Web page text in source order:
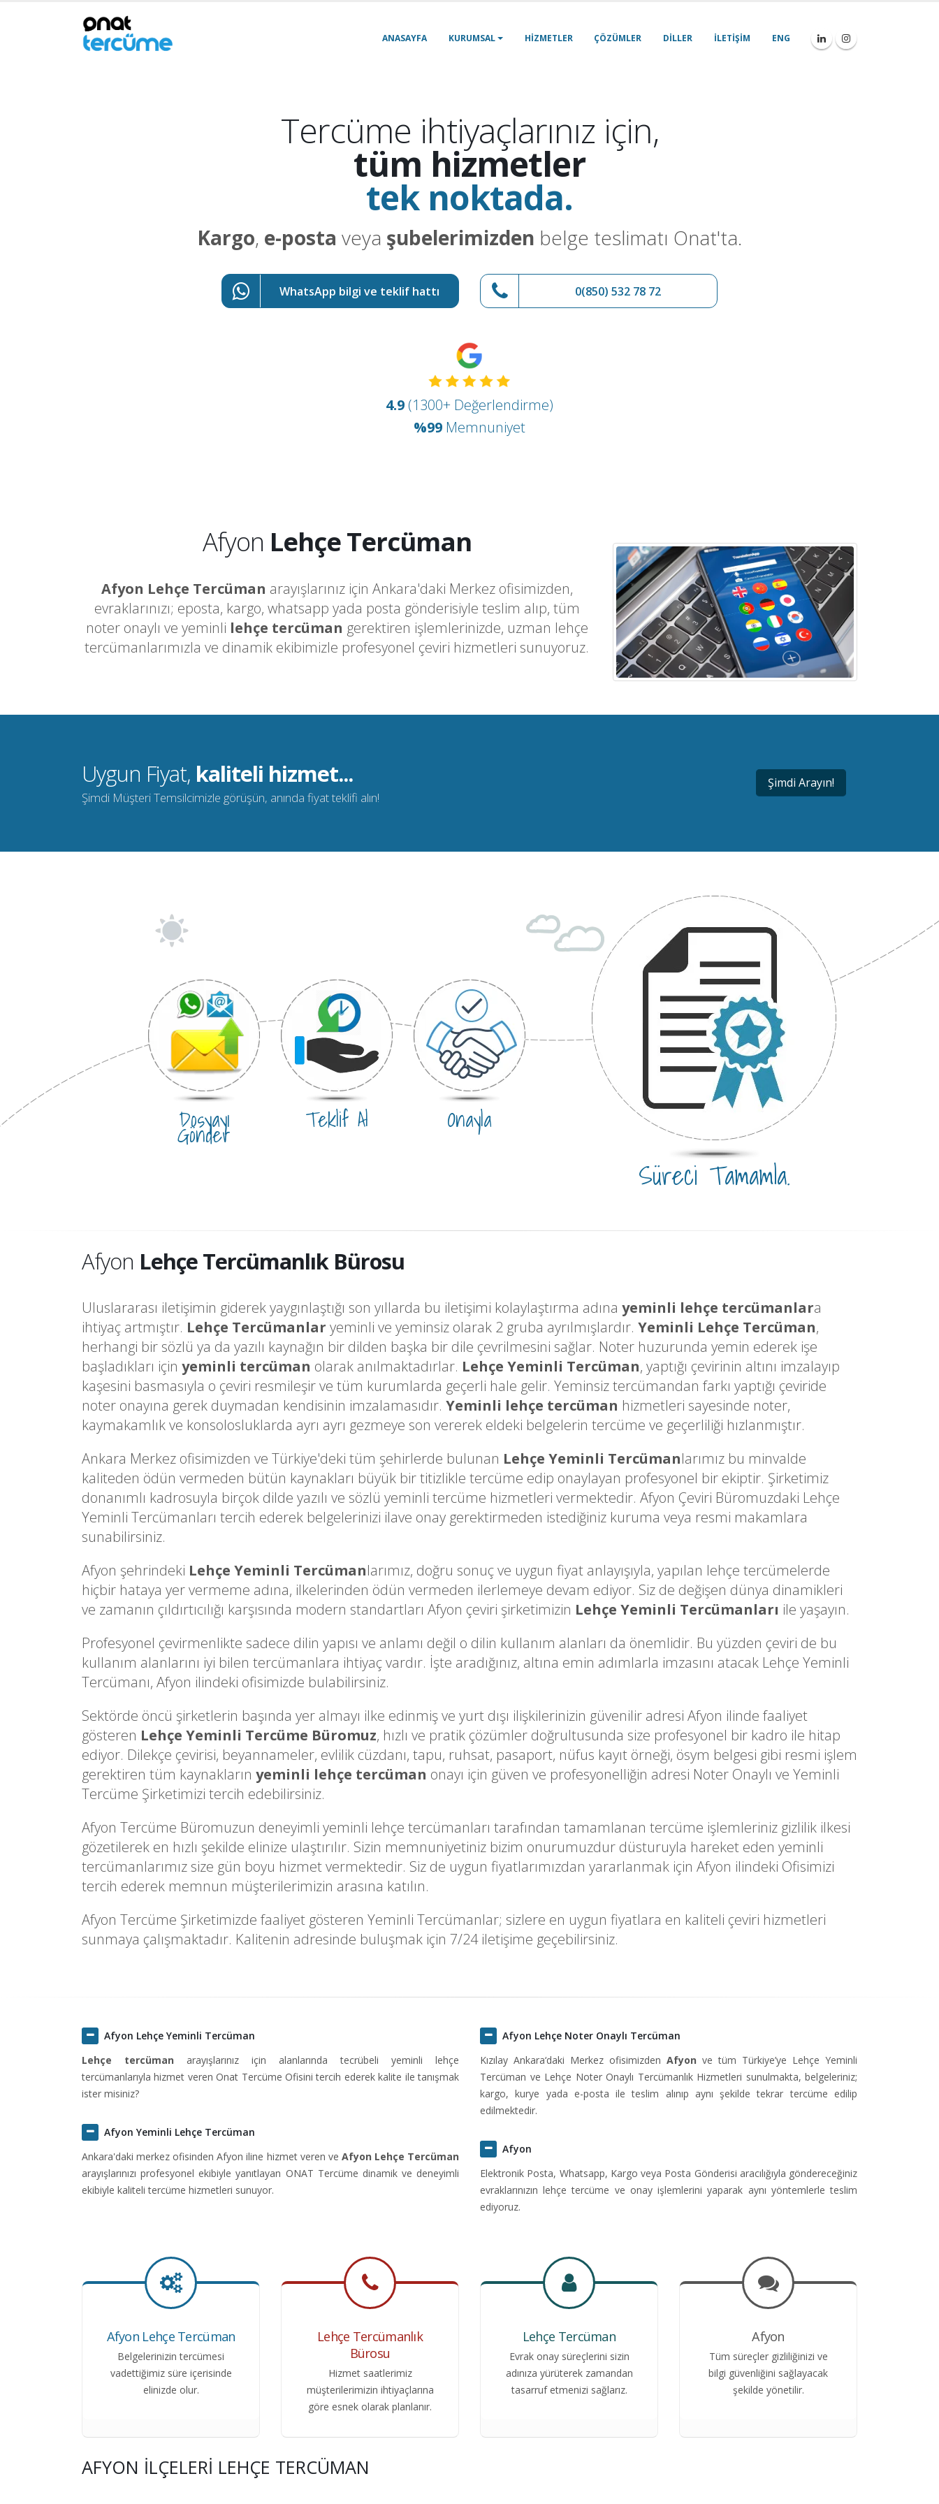
ANASAYFA KURUMSAL HIZMETLER ÇÖZÜMLER DILLER İLETIŞIM ENG
Tercüme ihtiyaçlarınız için,
tüm hizmetler
tek noktada.
Kargo, e-posta veya şubelerimizden belge teslimatı Onat'ta.
WhatsApp bilgi ve teklif hattı 0(850) 532 78 72
4.9 (1300+ Değerlendirme)
%99 Memnuniyet
Afyon Lehçe Tercüman
Afyon Lehçe Tercüman arayışlarınız için Ankara'daki Merkez ofisimizden,
evraklarınızı; eposta, kargo, whatsapp yada posta gönderisiyle teslim alıp, tüm
noter onaylı ve yeminli lehçe tercüman gerektiren işlemlerinizde, uzman lehçe
tercümanlarımızla ve dinamik ekibimizle profesyonel çeviri hizmetleri sunuyoruz.
Uygun Fiyat, kaliteli hizmet...
Şimdi Müşteri Temsilcimizle görüşün, anında fiyat teklifi alın!
Şimdi Arayın!
Dosyayı
Gönder Teklif Al Onayla
Süreci Tamamla.
Afyon Lehçe Tercümanlık Bürosu
Uluslararası iletişimin giderek yaygınlaştığı son yıllarda bu iletişimi kolaylaştırma adına yeminli lehçe tercümanlara
ihtiyaç artmıştır. Lehçe Tercümanlar yeminli ve yeminsiz olarak 2 gruba ayrılmışlardır. Yeminli Lehçe Tercüman,
herhangi bir sözlü ya da yazılı kaynağın bir dilden başka bir dile çevrilmesini sağlar. Noter huzurunda yemin ederek işe
başladıkları için yeminli tercüman olarak anılmaktadırlar. Lehçe Yeminli Tercüman, yaptığı çevirinin altını imzalayıp
kaşesini basmasıyla o çeviri resmileşir ve tüm kurumlarda geçerli hale gelir. Yeminsiz tercümandan farkı yaptığı çeviride
noter onayına gerek duymadan kendisinin imzalamasıdır. Yeminli lehçe tercüman hizmetleri sayesinde noter,
kaymakamlık ve konsolosluklarda ayrı ayrı gezmeye son vererek eldeki belgelerin tercüme ve geçerliliği hızlanmıştır.
Ankara Merkez ofisimizden ve Türkiye'deki tüm şehirlerde bulunan Lehçe Yeminli Tercümanlarımız bu minvalde
kaliteden ödün vermeden bütün kaynakları büyük bir titizlikle tercüme edip onaylayan profesyonel bir ekiptir. Şirketimiz
donanımlı kadrosuyla birçok dilde yazılı ve sözlü yeminli tercüme hizmetleri vermektedir. Afyon Çeviri Büromuzdaki Lehçe
Yeminli Tercümanları tercih ederek belgelerinizi ilave onay gerektirmeden istediğiniz kuruma veya resmi makamlara
sunabilirsiniz.
Afyon şehrindeki Lehçe Yeminli Tercümanlarımız, doğru sonuç ve uygun fiyat anlayışıyla, yapılan lehçe tercümelerde
hiçbir hataya yer vermeme adına, ilkelerinden ödün vermeden ilerlemeye devam ediyor. Siz de değişen dünya dinamikleri
ve zamanın çıldırtıcılığı karşısında modern standartları Afyon çeviri şirketimizin Lehçe Yeminli Tercümanları ile yaşayın.
Profesyonel çevirmenlikte sadece dilin yapısı ve anlamı değil o dilin kullanım alanları da önemlidir. Bu yüzden çeviri de bu
kullanım alanlarını iyi bilen tercümanlara ihtiyaç vardır. İşte aradığınız, altına emin adımlarla imzasını atacak Lehçe Yeminli
Tercümanı, Afyon ilindeki ofisimizde bulabilirsiniz.
Sektörde öncü şirketlerin başında yer almayı ilke edinmiş ve yurt dışı ilişkilerinizin güvenilir adresi Afyon ilinde faaliyet
gösteren Lehçe Yeminli Tercüme Büromuz, hızlı ve pratik çözümler doğrultusunda size profesyonel bir kadro ile hitap
ediyor. Dilekçe çevirisi, beyannameler, evlilik cüzdanı, tapu, ruhsat, pasaport, nüfus kayıt örneği, ösym belgesi gibi resmi işlem
gerektiren tüm kaynakların yeminli lehçe tercüman onayı için güven ve profesyonelliğin adresi Noter Onaylı ve Yeminli
Tercüme Şirketimizi tercih edebilirsiniz.
Afyon Tercüme Büromuzun deneyimli yeminli lehçe tercümanları tarafından tamamlanan tercüme işlemleriniz gizlilik ilkesi
gözetilerek en hızlı şekilde elinize ulaştırılır. Sizin memnuniyetiniz bizim onurumuzdur düsturuyla hareket eden yeminli
tercümanlarımız size gün boyu hizmet vermektedir. Siz de uygun fiyatlarımızdan yararlanmak için Afyon ilindeki Ofisimizi
tercih ederek memnun müşterilerimizin arasına katılın.
Afyon Tercüme Şirketimizde faaliyet gösteren Yeminli Tercümanlar; sizlere en uygun fiyatlara en kaliteli çeviri hizmetleri
sunmaya çalışmaktadır. Kalitenin adresinde buluşmak için 7/24 iletişime geçebilirsiniz.
Afyon Lehçe Yeminli Tercüman
Lehçe tercüman arayışlarınız için alanlarında tecrübeli yeminli lehçe
tercümanlarıyla hizmet veren Onat Tercüme Ofisini tercih ederek kalite ile tanışmak
ister misiniz?
Afyon Yeminli Lehçe Tercüman
Ankara'daki merkez ofisinden Afyon iline hizmet veren ve Afyon Lehçe Tercüman
arayışlarınızı profesyonel ekibiyle yanıtlayan ONAT Tercüme dinamik ve deneyimli
ekibiyle kaliteli tercüme hizmetleri sunuyor.
Afyon Lehçe Noter Onaylı Tercüman
Kızılay Ankara‘daki Merkez ofisimizden Afyon ve tüm Türkiye’ye Lehçe Yeminli
Tercüman ve Lehçe Noter Onaylı Tercümanlık Hizmetleri sunulmakta, belgeleriniz;
kargo, kurye yada e-posta ile teslim alınıp aynı şekilde tekrar tercüme edilip
edilmektedir.
Afyon
Elektronik Posta, Whatsapp, Kargo veya Posta Gönderisi aracılığıyla göndereceğiniz
evraklarınızın lehçe tercüme ve onay işlemlerini yaparak aynı yöntemlerle teslim
ediyoruz.
Afyon Lehçe Tercüman
Belgelerinizin tercümesi
vadettiğimiz süre içerisinde
elinizde olur.
Lehçe Tercümanlık
Bürosu
Hizmet saatlerimiz
müşterilerimizin ihtiyaçlarına
göre esnek olarak planlanır.
Lehçe Tercüman
Evrak onay süreçlerini sizin
adınıza yürüterek zamandan
tasarruf etmenizi sağlarız.
Afyon
Tüm süreçler gizliliğinizi ve
bilgi güvenliğini sağlayacak
şekilde yönetilir.
AFYON İLÇELERI LEHÇE TERCÜMAN